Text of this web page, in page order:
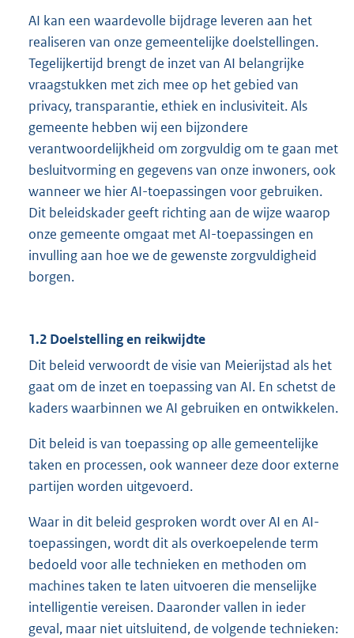
AI kan een waardevolle bijdrage leveren aan het
realiseren van onze gemeentelijke doelstellingen.
Tegelijkertijd brengt de inzet van AI belangrijke
vraagstukken met zich mee op het gebied van
privacy, transparantie, ethiek en inclusiviteit. Als
gemeente hebben wij een bijzondere
verantwoordelijkheid om zorgvuldig om te gaan met
besluitvorming en gegevens van onze inwoners, ook
wanneer we hier AI-toepassingen voor gebruiken.
Dit beleidskader geeft richting aan de wijze waarop
onze gemeente omgaat met AI-toepassingen en
invulling aan hoe we de gewenste zorgvuldigheid
borgen.
1.2 Doelstelling en reikwijdte
Dit beleid verwoordt de visie van Meierijstad als het
gaat om de inzet en toepassing van AI. En schetst de
kaders waarbinnen we AI gebruiken en ontwikkelen.
Dit beleid is van toepassing op alle gemeentelijke
taken en processen, ook wanneer deze door externe
partijen worden uitgevoerd.
Waar in dit beleid gesproken wordt over AI en AI-
toepassingen, wordt dit als overkoepelende term
bedoeld voor alle technieken en methoden om
machines taken te laten uitvoeren die menselijke
intelligentie vereisen. Daaronder vallen in ieder
geval, maar niet uitsluitend, de volgende technieken: